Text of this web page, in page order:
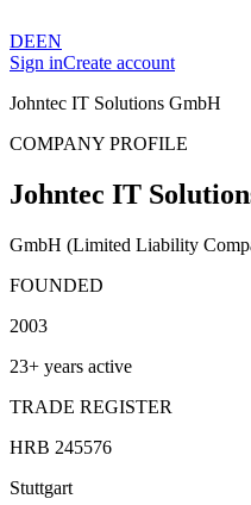
DEEN
Sign inCreate account
Johntec IT Solutions GmbH
COMPANY PROFILE
Johntec IT
GmbH (Limited Liability
FOUNDED
2003
23+ years active
TRADE REGISTER
HRB 245576
Stuttgart